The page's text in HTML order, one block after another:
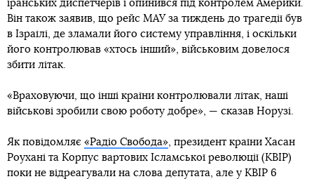
іранських диспетчерів і опинився під контролем Америки.
Він також заявив, що рейс МАУ за тиждень до трагедії був
в Ізраїлі, де зламали його систему управління, і оскільки
його контролював «хтось інший», військовим довелося
збити літак.
«Враховуючи, що інші країни контролювали літак, наші
військові зробили свою роботу добре», — сказав Норузі.
Як повідомляє «Радіо Свобода», президент країни Хасан
Роухані та Корпус вартових Ісламської революції (КВІР)
поки не відреагували на слова депутата, але у КВІР 6